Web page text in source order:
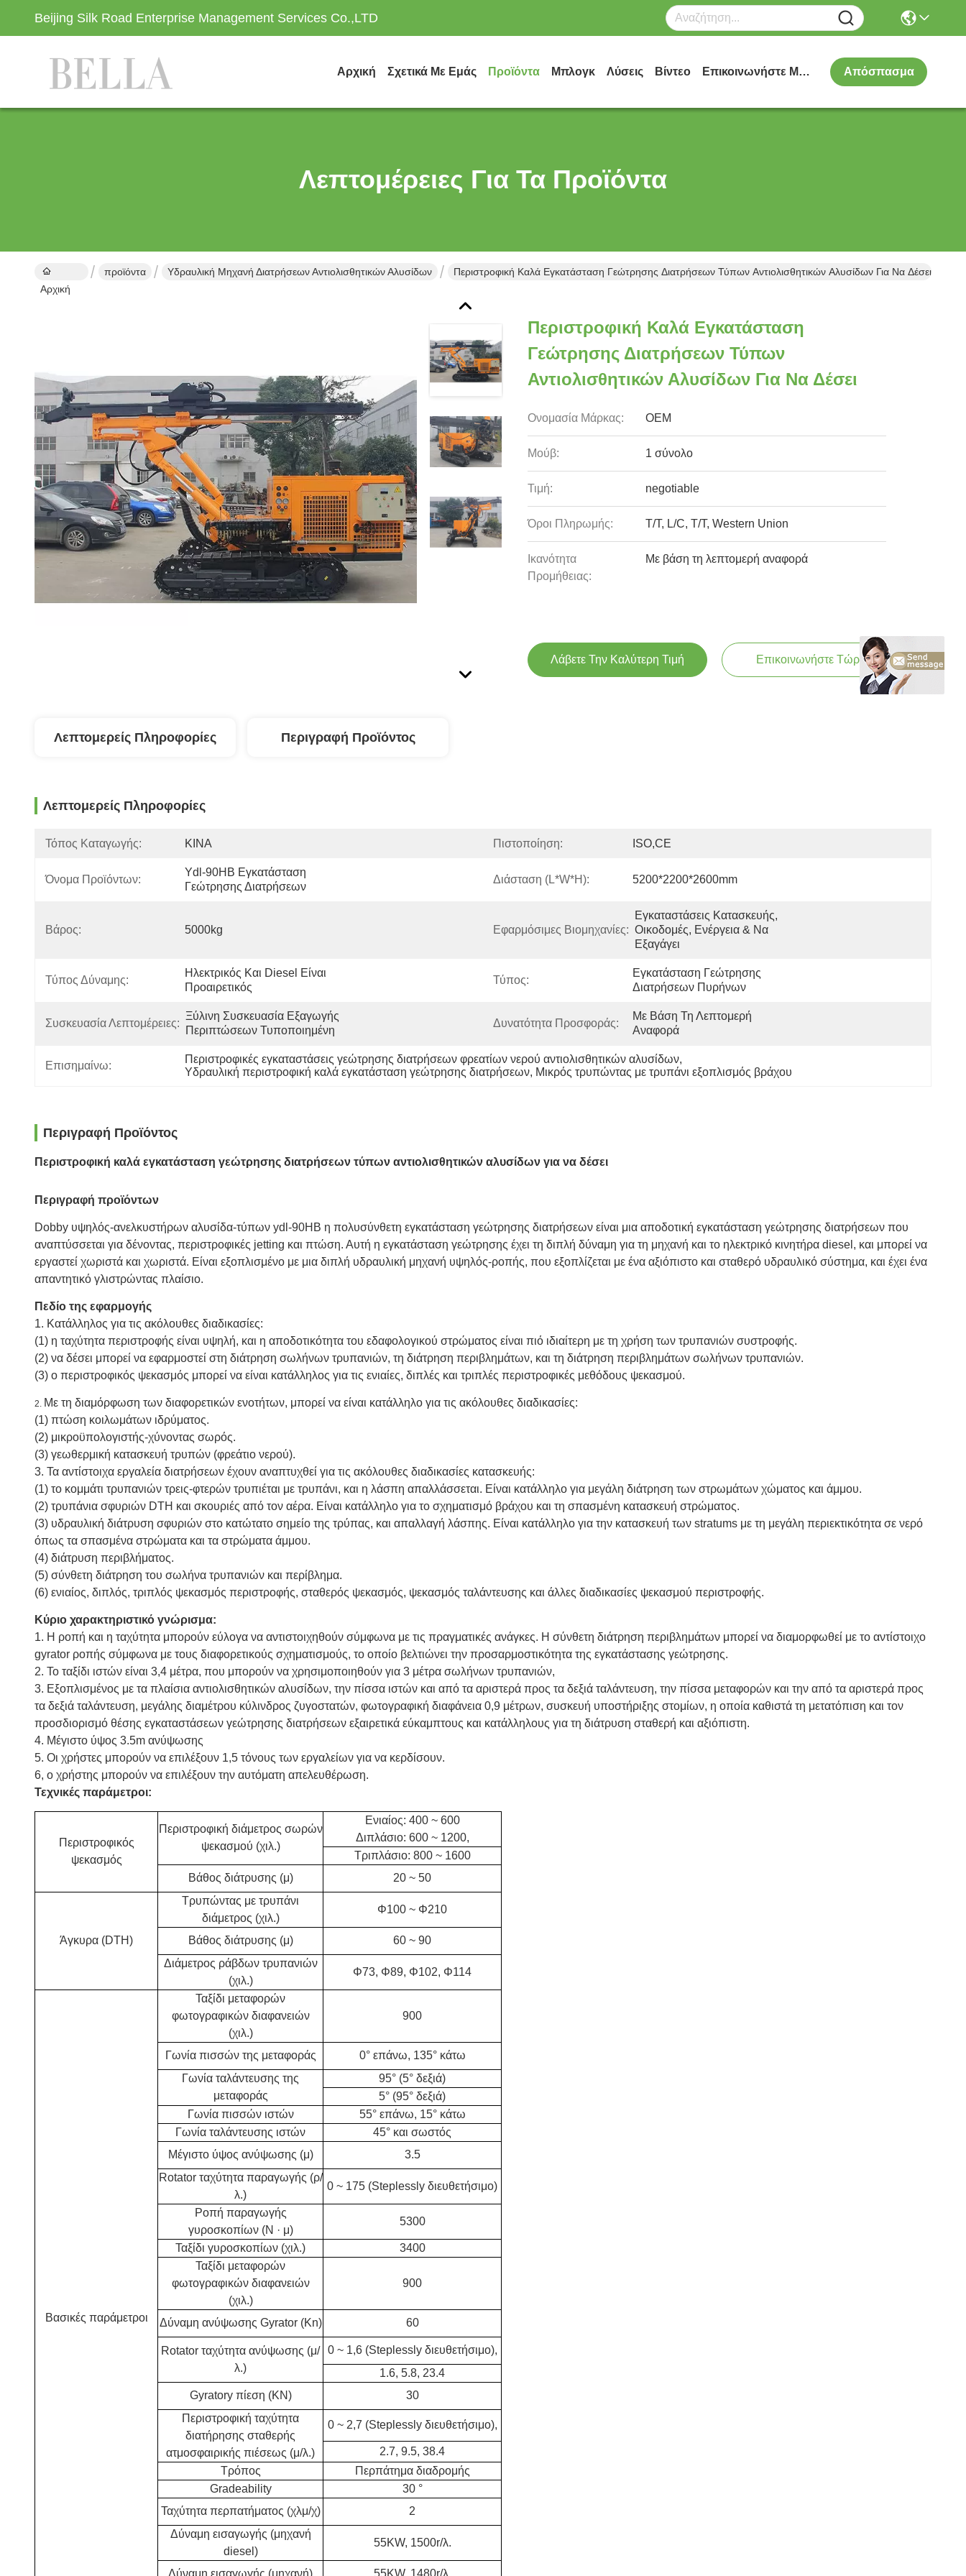
Beijing Silk Road Enterprise Management Services Co.,LTD
Αρχική Σχετικά Με Εμάς Προϊόντα Μπλογκ Λύσεις Βίντεο Επικοινωνήστε Μαζί Μας Απόσπασμα
Λεπτομέρειες Για Τα Προϊόντα
Αρχική
προϊόντα Υδραυλική Μηχανή Διατρήσεων Αντιολισθητικών Αλυσίδων Περιστροφική Καλά Εγκατάσταση Γεώτρησης Διατρήσεων Τύπων Αντιολισθητικών Αλυσίδων Για Να Δέσει
Περιστροφική Καλά Εγκατάσταση
Γεώτρησης Διατρήσεων Τύπων
Αντιολισθητικών Αλυσίδων Για Να Δέσει
Ονομασία Μάρκας: OEM
Μούβ: 1 σύνολο
Τιμή: negotiable
Όροι Πληρωμής: T/T, L/C, T/T, Western Union
Ικανότητα
Προμήθειας:
Με βάση τη λεπτομερή αναφορά
Λάβετε Την Καλύτερη Τιμή Επικοινωνήστε Τώρα
Λεπτομερείς Πληροφορίες Περιγραφή Προϊόντος
Λεπτομερείς Πληροφορίες
Τόπος Καταγωγής: ΚΙΝΑ Πιστοποίηση: ISO,CE
Όνομα Προϊόντων:
Ydl-90HB Εγκατάσταση
Γεώτρησης Διατρήσεων
Διάσταση (l*w*h): 5200*2200*2600mm
Βάρος: 5000kg Εφαρμόσιμες Βιομηχανίες:
Εγκαταστάσεις Κατασκευής,
Οικοδομές, Ενέργεια & Να
Εξαγάγει
Τύπος Δύναμης:
Ηλεκτρικός Και Diesel Είναι
Προαιρετικός
Τύπος:
Εγκατάσταση Γεώτρησης
Διατρήσεων Πυρήνων
Συσκευασία Λεπτομέρειες:
Ξύλινη Συσκευασία Εξαγωγής
Περιπτώσεων Τυποποιημένη
Δυνατότητα Προσφοράς:
Με Βάση Τη Λεπτομερή
Αναφορά
Επισημαίνω:
Περιστροφικές εγκαταστάσεις γεώτρησης διατρήσεων φρεατίων νερού αντιολισθητικών αλυσίδων,
Υδραυλική περιστροφική καλά εγκατάσταση γεώτρησης διατρήσεων, Μικρός τρυπώντας με τρυπάνι εξοπλισμός βράχου
Περιγραφή Προϊόντος
Περιστροφική καλά εγκατάσταση γεώτρησης διατρήσεων τύπων αντιολισθητικών αλυσίδων για να δέσει
Περιγραφή προϊόντων
Dobby υψηλός-ανελκυστήρων αλυσίδα-τύπων ydl-90HB η πολυσύνθετη εγκατάσταση γεώτρησης διατρήσεων είναι μια αποδοτική εγκατάσταση γεώτρησης διατρήσεων που
αναπτύσσεται για δένοντας, περιστροφικές jetting και πτώση. Αυτή η εγκατάσταση γεώτρησης έχει τη διπλή δύναμη για τη μηχανή και το ηλεκτρικό κινητήρα diesel, και μπορεί να
εργαστεί χωριστά και χωριστά. Είναι εξοπλισμένο με μια διπλή υδραυλική μηχανή υψηλός-ροπής, που εξοπλίζεται με ένα αξιόπιστο και σταθερό υδραυλικό σύστημα, και έχει ένα
απαντητικό γλιστρώντας πλαίσιο.
Πεδίο της εφαρμογής
1. Κατάλληλος για τις ακόλουθες διαδικασίες:
(1) η ταχύτητα περιστροφής είναι υψηλή, και η αποδοτικότητα του εδαφολογικού στρώματος είναι πιό ιδιαίτερη με τη χρήση των τρυπανιών συστροφής.
(2) να δέσει μπορεί να εφαρμοστεί στη διάτρηση σωλήνων τρυπανιών, τη διάτρηση περιβλημάτων, και τη διάτρηση περιβλημάτων σωλήνων τρυπανιών.
(3) ο περιστροφικός ψεκασμός μπορεί να είναι κατάλληλος για τις ενιαίες, διπλές και τριπλές περιστροφικές μεθόδους ψεκασμού.
2. Με τη διαμόρφωση των διαφορετικών ενοτήτων, μπορεί να είναι κατάλληλο για τις ακόλουθες διαδικασίες:
(1) πτώση κοιλωμάτων ιδρύματος.
(2) μικροϋπολογιστής-χύνοντας σωρός.
(3) γεωθερμική κατασκευή τρυπών (φρεάτιο νερού).
3. Τα αντίστοιχα εργαλεία διατρήσεων έχουν αναπτυχθεί για τις ακόλουθες διαδικασίες κατασκευής:
(1) το κομμάτι τρυπανιών τρεις-φτερών τρυπιέται με τρυπάνι, και η λάσπη απαλλάσσεται. Είναι κατάλληλο για μεγάλη διάτρηση των στρωμάτων χώματος και άμμου.
(2) τρυπάνια σφυριών DTH και σκουριές από τον αέρα. Είναι κατάλληλο για το σχηματισμό βράχου και τη σπασμένη κατασκευή στρώματος.
(3) υδραυλική διάτρυση σφυριών στο κατώτατο σημείο της τρύπας, και απαλλαγή λάσπης. Είναι κατάλληλο για την κατασκευή των stratums με τη μεγάλη περιεκτικότητα σε νερό
όπως τα σπασμένα στρώματα και τα στρώματα άμμου.
(4) διάτρυση περιβλήματος.
(5) σύνθετη διάτρηση του σωλήνα τρυπανιών και περίβλημα.
(6) ενιαίος, διπλός, τριπλός ψεκασμός περιστροφής, σταθερός ψεκασμός, ψεκασμός ταλάντευσης και άλλες διαδικασίες ψεκασμού περιστροφής.
Κύριο χαρακτηριστικό γνώρισμα:
1. Η ροπή και η ταχύτητα μπορούν εύλογα να αντιστοιχηθούν σύμφωνα με τις πραγματικές ανάγκες. Η σύνθετη διάτρηση περιβλημάτων μπορεί να διαμορφωθεί με το αντίστοιχο
gyrator ροπής σύμφωνα με τους διαφορετικούς σχηματισμούς, το οποίο βελτιώνει την προσαρμοστικότητα της εγκατάστασης γεώτρησης.
2. Το ταξίδι ιστών είναι 3,4 μέτρα, που μπορούν να χρησιμοποιηθούν για 3 μέτρα σωλήνων τρυπανιών,
3. Εξοπλισμένος με τα πλαίσια αντιολισθητικών αλυσίδων, την πίσσα ιστών και από τα αριστερά προς τα δεξιά ταλάντευση, την πίσσα μεταφορών και την από τα αριστερά προς
τα δεξιά ταλάντευση, μεγάλης διαμέτρου κύλινδρος ζυγοστατών, φωτογραφική διαφάνεια 0,9 μέτρων, συσκευή υποστήριξης στομίων, η οποία καθιστά τη μετατόπιση και τον
προσδιορισμό θέσης εγκαταστάσεων γεώτρησης διατρήσεων εξαιρετικά εύκαμπτους και κατάλληλους για τη διάτρυση σταθερή και αξιόπιστη.
4. Μέγιστο ύψος 3.5m ανύψωσης
5. Οι χρήστες μπορούν να επιλέξουν 1,5 τόνους των εργαλείων για να κερδίσουν.
6, ο χρήστης μπορούν να επιλέξουν την αυτόματη απελευθέρωση.
Τεχνικές παράμετροι:
Περιστροφικός
ψεκασμός
Περιστροφική διάμετρος σωρών
ψεκασμού (χιλ.)
Ενιαίος: 400 ~ 600
Διπλάσιο: 600 ~ 1200,
Τριπλάσιο: 800 ~ 1600
Βάθος διάτρυσης (μ)
20 ~ 50
Άγκυρα (DTH)
Τρυπώντας με τρυπάνι
διάμετρος (χιλ.)
Φ100 ~ Φ210
Βάθος διάτρυσης (μ)
60 ~ 90
Διάμετρος ράβδων τρυπανιών
(χιλ.)
Φ73, Φ89, Φ102, Φ114
Βασικές παράμετροι
Ταξίδι μεταφορών
φωτογραφικών διαφανειών
(χιλ.)
900
Γωνία πισσών της μεταφοράς
0° επάνω, 135° κάτω
Γωνία ταλάντευσης της
μεταφοράς
95° (5° δεξιά)
5° (95° δεξιά)
Γωνία πισσών ιστών
55° επάνω, 15° κάτω
Γωνία ταλάντευσης ιστών
45° και σωστός
Μέγιστο ύψος ανύψωσης (μ)
3.5
Rotator ταχύτητα παραγωγής (ρ/
λ.)
0 ~ 175 (Steplessly διευθετήσιμο)
Ροπή παραγωγής
γυροσκοπίων (Ν · μ)
5300
Ταξίδι γυροσκοπίων (χιλ.)
3400
Ταξίδι μεταφορών
φωτογραφικών διαφανειών
(χιλ.)
900
Δύναμη ανύψωσης Gyrator (Kn) 60
Rotator ταχύτητα ανύψωσης (μ/
λ.)
0 ~ 1,6 (Steplessly διευθετήσιμο),
1.6, 5.8, 23.4
Gyratory πίεση (KN)
30
Περιστροφική ταχύτητα
διατήρησης σταθερής
ατμοσφαιρικής πιέσεως (μ/λ.)
0 ~ 2,7 (Steplessly διευθετήσιμο),
2.7, 9.5, 38.4
Τρόπος
Περπάτημα διαδρομής
Gradeability
30 °
Ταχύτητα περπατήματος (χλμ/χ)
2
Δύναμη εισαγωγής (μηχανή
diesel)
55KW, 1500r/λ.
Δύναμη εισαγωγής (μηχανή) 55KW, 1480r/λ.